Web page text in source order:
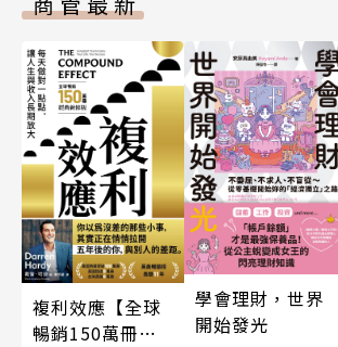
複利效應【全球
暢銷150萬冊・
學會理財，世界
開始發光